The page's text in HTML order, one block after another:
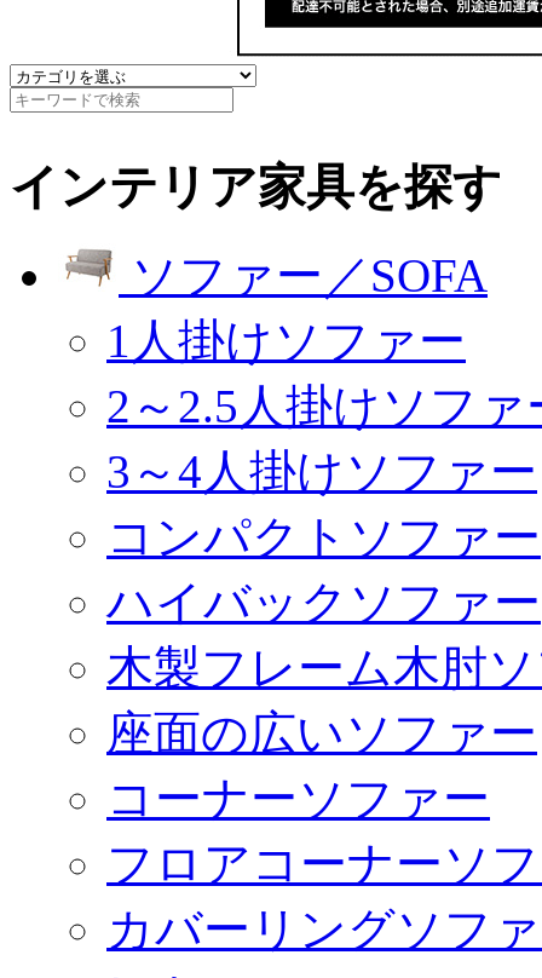
インテリア家具を探す
ソファー／SOFA
1人掛けソファー
2～2.5人掛けソファ
3～4人掛けソファー
コンパクトソファー
ハイバックソファー
木製フレーム木肘
座面の広いソファー
コーナーソファー
フロアコーナーソ
カバーリングソフ